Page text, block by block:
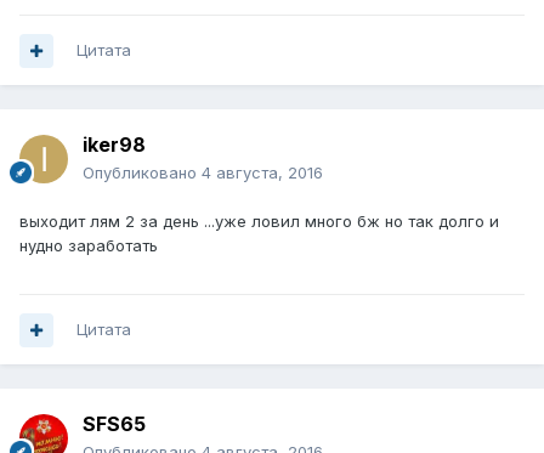
Цитата
iker98
Опубликовано 4 августа, 2016
выходит лям 2 за день ...уже ловил много бж но так долго и
нудно заработать
Цитата
SFS65